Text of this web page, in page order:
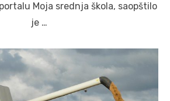
Moja srednja škola, saopštilo
je …